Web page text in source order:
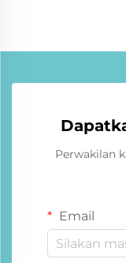
Perwakilan
Email